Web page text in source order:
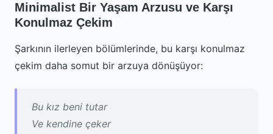
Minimalist Bir Yaşam Arzusu ve Karşı
Konulmaz Çekim
Şarkının ilerleyen bölümlerinde, bu karşı konulmaz
çekim daha somut bir arzuya dönüşüyor:
Bu kız beni tutar
Ve kendine çeker